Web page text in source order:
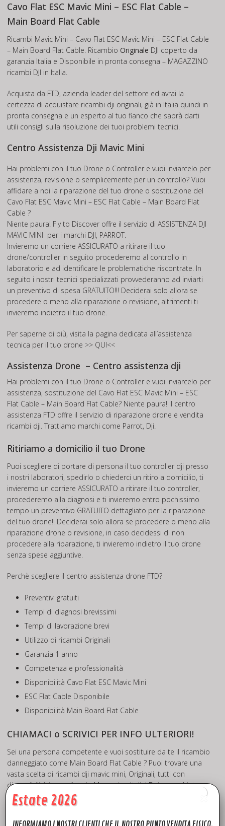
Cavo Flat ESC Mavic Mini – ESC Flat Cable –
Main Board Flat Cable
Ricambi Mavic Mini – Cavo Flat ESC Mavic Mini – ESC Flat Cable
– Main Board Flat Cable. Ricambio Originale DJI coperto da
garanzia Italia e Disponibile in pronta consegna – MAGAZZINO
ricambi DJI in Italia.
Acquista da FTD, azienda leader del settore ed avrai la
certezza di acquistare ricambi dji originali, già in Italia quindi in
pronta consegna e un esperto al tuo fianco che saprà darti
utili consigli sulla risoluzione dei tuoi problemi tecnici.
Centro Assistenza Dji Mavic Mini
Hai problemi con il tuo Drone o Controller e vuoi inviarcelo per
assistenza, revisione o semplicemente per un controllo? Vuoi
affidare a noi la riparazione del tuo drone o sostituzione del
Cavo Flat ESC Mavic Mini – ESC Flat Cable – Main Board Flat
Cable ?
Niente paura! Fly to Discover offre il servizio di ASSISTENZA DJI
MAVIC MINI per i marchi DJI, PARROT.
Invieremo un corriere ASSICURATO a ritirare il tuo
drone/controller in seguito procederemo al controllo in
laboratorio e ad identificare le problematiche riscontrate. In
seguito i nostri tecnici specializzati provvederanno ad inviarti
un preventivo di spesa GRATUITO!!! Deciderai solo allora se
procedere o meno alla riparazione o revisione, altrimenti ti
invieremo indietro il tuo drone.
Per saperne di più, visita la pagina dedicata all’assistenza
tecnica per il tuo drone >> QUI<<
Assistenza Drone – Centro assistenza dji
Hai problemi con il tuo Drone o Controller e vuoi inviarcelo per
assistenza, sostituzione del Cavo Flat ESC Mavic Mini – ESC
Flat Cable – Main Board Flat Cable? Niente paura! Il centro
assistenza FTD offre il servizio di riparazione drone e vendita
ricambi dji. Trattiamo marchi come Parrot, Dji.
Ritiriamo a domicilio il tuo Drone
Puoi scegliere di portare di persona il tuo controller dji presso
i nostri laboratori, spedirlo o chiederci un ritiro a domicilio, ti
invieremo un corriere ASSICURATO a ritirare il tuo controller,
procederemo alla diagnosi e ti invieremo entro pochissimo
tempo un preventivo GRATUITO dettagliato per la riparazione
del tuo drone!! Deciderai solo allora se procedere o meno alla
riparazione drone o revisione, in caso decidessi di non
procedere alla riparazione, ti invieremo indietro il tuo drone
senza spese aggiuntive.
Perchè scegliere il centro assistenza drone FTD?
Preventivi gratuiti
Tempi di diagnosi brevissimi
Tempi di lavorazione brevi
Utilizzo di ricambi Originali
Garanzia 1 anno
Competenza e professionalità
Disponibilità Cavo Flat ESC Mavic Mini
ESC Flat Cable Disponibile
Disponibilità Main Board Flat Cable
CHIAMACI o SCRIVICI PER INFO ULTERIORI!
Sei una persona competente e vuoi sostituire da te il ricambio
danneggiato come Main Board Flat Cable ? Puoi trovare una
vasta scelta di ricambi dji mavic mini, Originali, tutti con
disponibilità immediata in Magazzino Italia! Dai un occhiata>>
Q U I <<
Estate 2026